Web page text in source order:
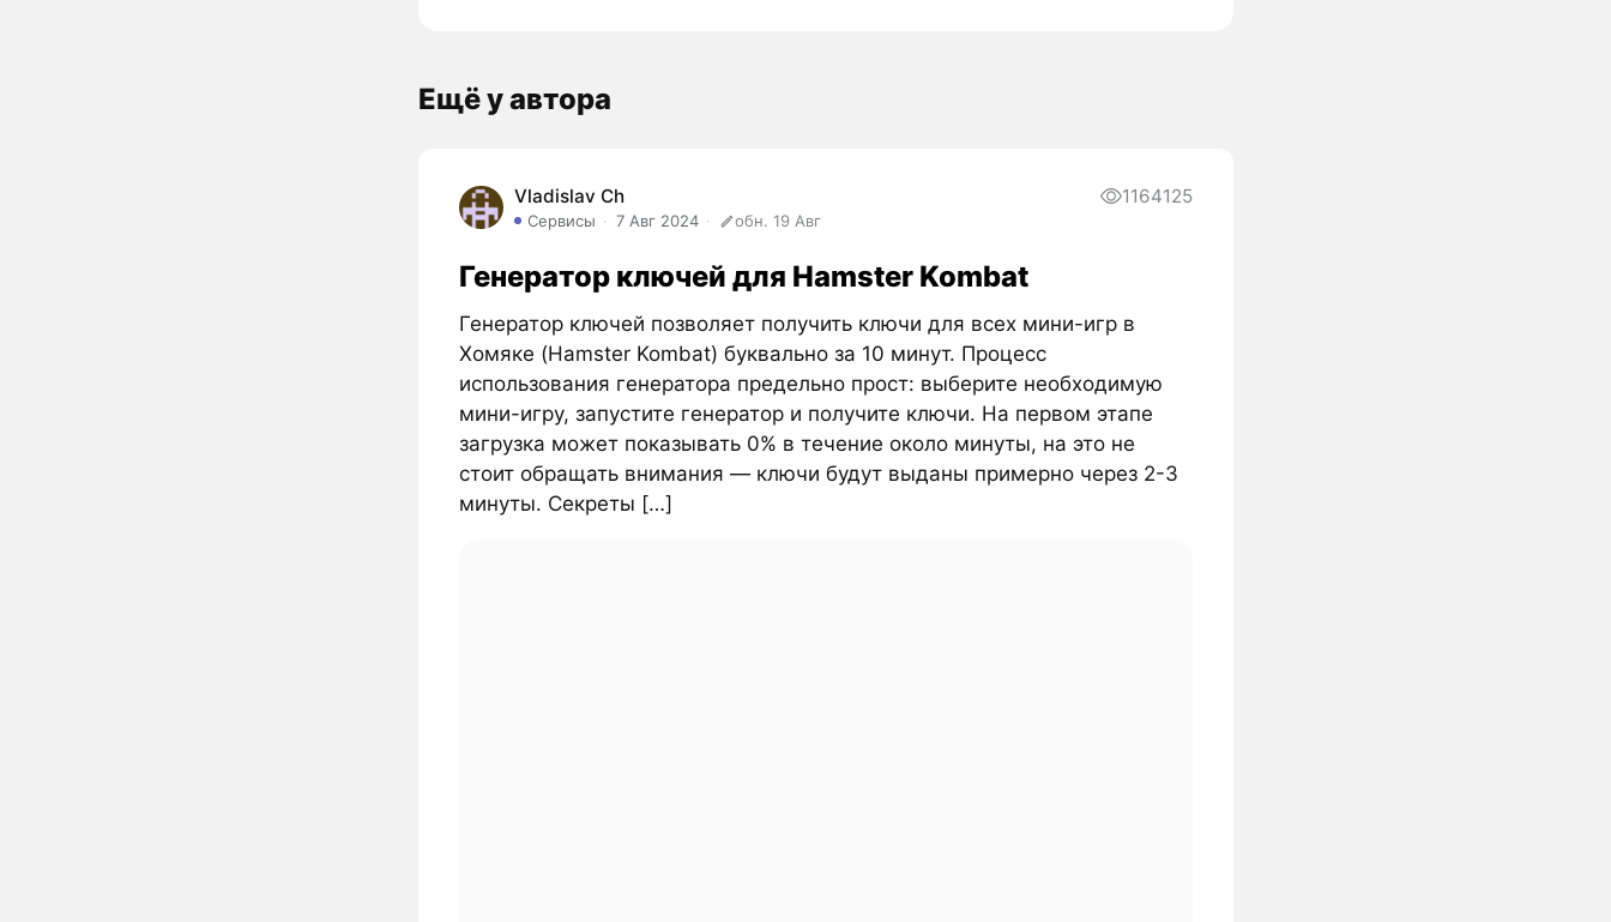
Ещё у автора
Vladislav Ch
Сервисы 7 Авг 2024 обн. 19 Авг
1164125
Генератор ключей для Hamster Kombat
Генератор ключей позволяет получить ключи для всех мини-игр в
Хомяке (Hamster Kombat) буквально за 10 минут. Процесс
использования генератора предельно прост: выберите необходимую
мини-игру, запустите генератор и получите ключи. На первом этапе
загрузка может показывать 0% в течение около минуты, на это не
стоит обращать внимания — ключи будут выданы примерно через 2-3
минуты. Секреты […]